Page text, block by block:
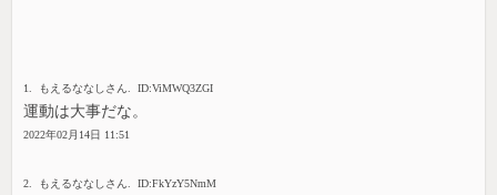
1. もえるななしさん. ID:ViMWQ3ZGI
運動は大事だな。
2022年02月14日 11:51
2. もえるななしさん. ID:FkYzY5NmM